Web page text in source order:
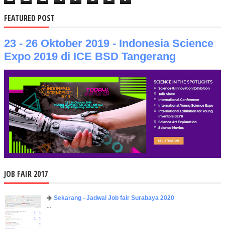
FEATURED POST
23 - 26 Oktober 2019 - Indonesia Science
Expo 2019 di ICE BSD Tangerang
JOB FAIR 2017
Sekarang - Jadwal Job fair Surabaya 2020
...